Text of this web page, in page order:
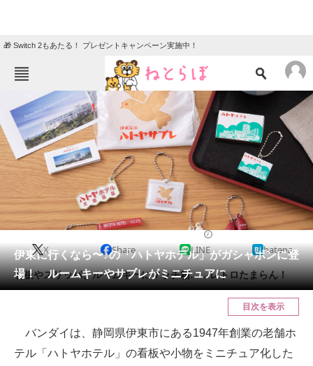
🎁 Switch 2もあたる！ プレゼントキャンペーン実施中！
ねとらぼメニュー
TOP ニュース
エンタメ クイズ
グルメ 地域
住まい 教育・育児
動物 リサーチ
会員記事
メディア
ITの今と未来を見通す
伊東に行くなら〜♪の「ハトヤホテル」がガシャポンに登
場！ ルームキーやサブレがミニチュアに
X Share LINE hatena
看板やスリッパ、ルームキーにマッチ箱……レトロたまらん！
目次を表示
バンダイは、静岡県伊東市にある1947年創業の老舗ホ
テル「ハトヤホテル」の看板や小物をミニチュア化した